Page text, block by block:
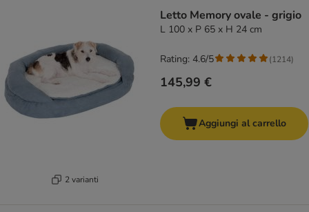
2 varianti
Letto Memory ovale - grigio
L 100 x P 65 x H 24 cm
145,99 €
Rating: 4.6/5 (1214)
Aggiungi al carrello